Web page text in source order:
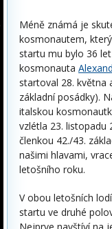
Méně známá je
kosmonautem,
startu mu bylo 36
kosmonauta
startoval 28. května
základní posádky).
italskou
vzlétla 23. listopadu
členkou 42./43.
našimi hlavami,
letošního roku.
V obou letošních
startu ve druhé
Nejprve navštíví na